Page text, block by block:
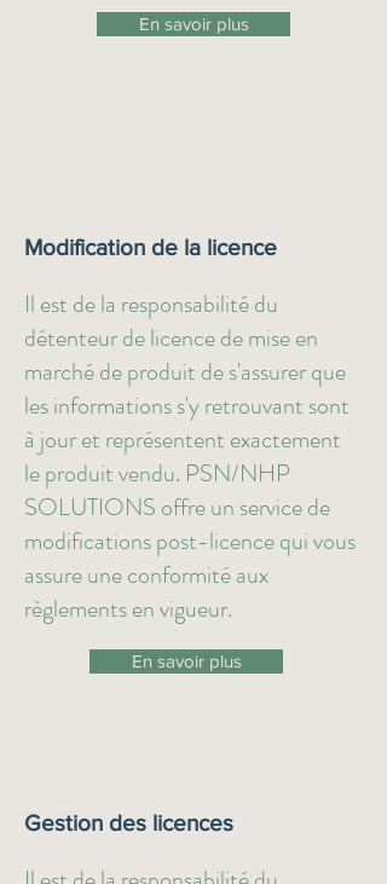
Modification de la licence
Il est de la responsabilité du
détenteur de licence de mise en
marché de produit de s'assurer que
les informations s'y retrouvant sont
à jour et représentent exactement
le produit vendu. PSN/NHP
SOLUTIONS offre un service de
modifications post-licence qui vous
assure une conformité aux
règlements en vigueur.
Gestion des licences
En savoir plus
En savoir plus